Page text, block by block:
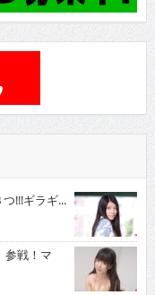
!!!ギラギ...
戦！マ